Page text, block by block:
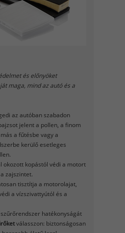
és előnyöket
maga, mind az autó és a
az autóban szabadon
jelent a pollen, a finom
a fűtésbe vagy a
kerülő esetleges
okozott kopástól védi a motort
zajszintet.
tisztítja a motorolajat,
a vízszivattyútól és a
hatékonyságát
válasszon: biztonságosan